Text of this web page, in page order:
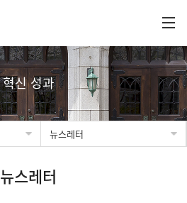
혁신 성과
뉴스레터
뉴스레터